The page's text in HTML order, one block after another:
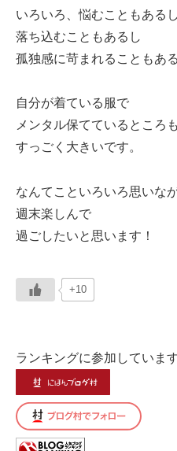
いろいろ、悩むこともあるし
落ち込むこともあるし
孤独感に苛まれることもあ
自分が着ている服で
メンタル保てているところも
すっごく大きいです。
なんてこといろいろ思いな
週末楽しんで
過ごしたいと思います！
+10
ランキングに参加していま